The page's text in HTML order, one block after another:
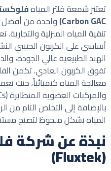
تعتبر شمعة فلتر المياه
Carbon GAC) واحدة من أفضل
تنقية المياه المنزلية
أساسي على الكربون الحبيبي
الهند الطبيعية عالي الجودة،
تفوق الكربون العادي. تكمن
معالجة المياه كيميائياً، حيث
بالإضافة إلى التخلص التام من
المياه بشكل ملحوظ لتصبح
نبذة عن شركة
(Fluxtek)